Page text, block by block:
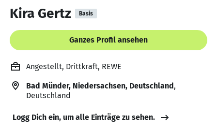
Kira Gertz Basis
Ganzes Profil ansehen
Angestellt, Drittkraft, REWE
Bad Münder, Niedersachsen, Deutschland,
Deutschland
Logg Dich ein, um alle Einträge zu sehen.